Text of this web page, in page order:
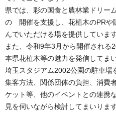
県では、彩の国食と農林業ドリー
の 開催を支援し、花植木のPRや
んでいただける場を提供しています
また、令和9年3月から開催される
本県花植木等の魅力を発信してま
埼玉スタジアム2002公園の駐車場
集客方法、関係団体の負担、消費
ケット等、他のイベントとの連携
見を伺いながら検討してまいります